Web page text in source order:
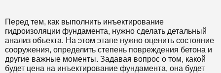
Перед тем, как выполнить инъектирование
гидроизоляции фундамента, нужно сделать детальный
анализ объекта. На этом этапе нужно оценить состояние
сооружения, определить степень повреждения бетона и
другие важные моменты. Задавая вопрос о том, какой
будет цена на инъектирование фундамента, она будет